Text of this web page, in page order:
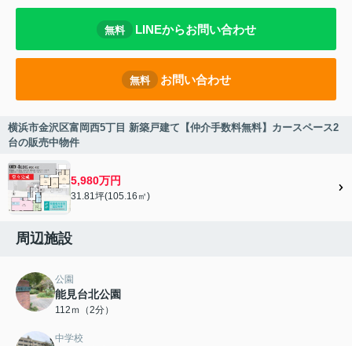
無料 LINEからお問い合わせ
無料 お問い合わせ
横浜市金沢区富岡西5丁目 新築戸建て【仲介手数料無料】カースペース2
台の販売中物件
5,980万円
31.81坪(105.16㎡)
周辺施設
公園
能見台北公園
112ｍ（2分）
中学校